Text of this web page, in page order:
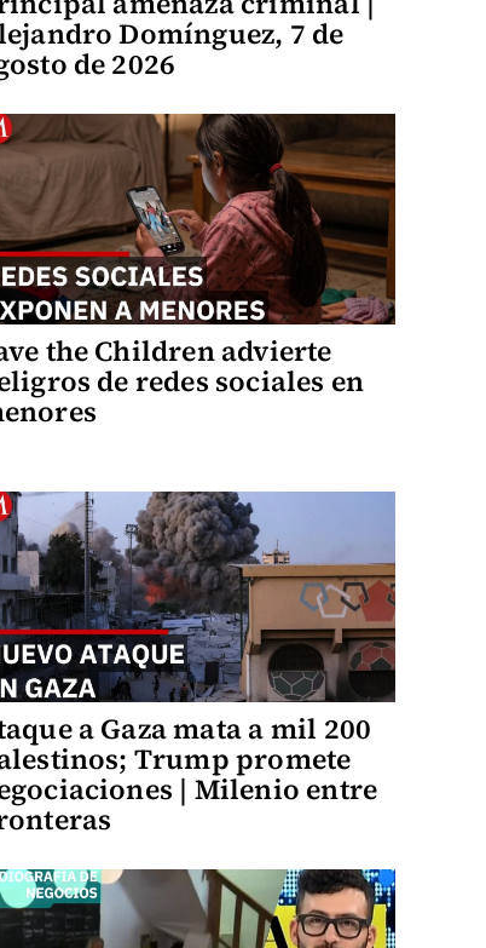
Domínguez, 7 de
de 2026
the Children advierte
de redes sociales en
a Gaza mata a mil 200
Trump promete
| Milenio entre